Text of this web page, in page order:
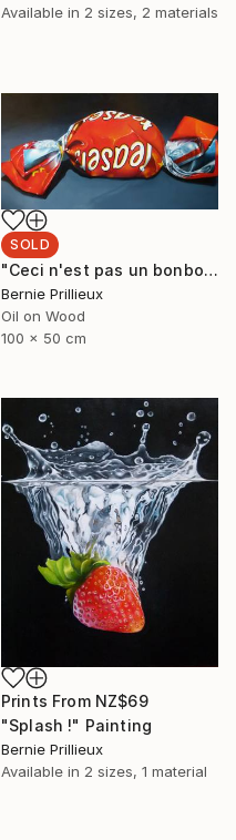
Available in 2 sizes, 2 materials
SOLD
"Ceci n'est pas un bonbon !" Painting
Bernie Prillieux
Oil on Wood
100 x 50 cm
Prints From NZ$69
"Splash !" Painting
Bernie Prillieux
Available in 2 sizes, 1 material